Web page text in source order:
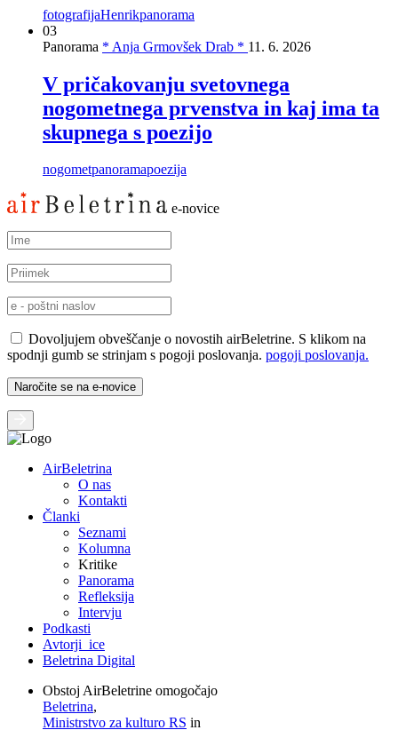
fotografijaHenrikpanorama
03
Panorama * Anja Grmovšek Drab * 11. 6. 2026
V pričakovanju svetovnega
nogometnega prvenstva in kaj ima ta
skupnega s poezijo
nogometpanoramapoezija
e-novice
Dovoljujem obveščanje o novostih airBeletrine. S klikom na
spodnji gumb se strinjam s pogoji poslovanja. pogoji poslovanja.
AirBeletrina
O nas
Kontakti
Članki
Seznami
Kolumna
Kritike
Panorama
Refleksija
Intervju
Podkasti
Avtorji_ice
Beletrina Digital
Obstoj AirBeletrine omogočajo
Beletrina,
Ministrstvo za kulturo RS in